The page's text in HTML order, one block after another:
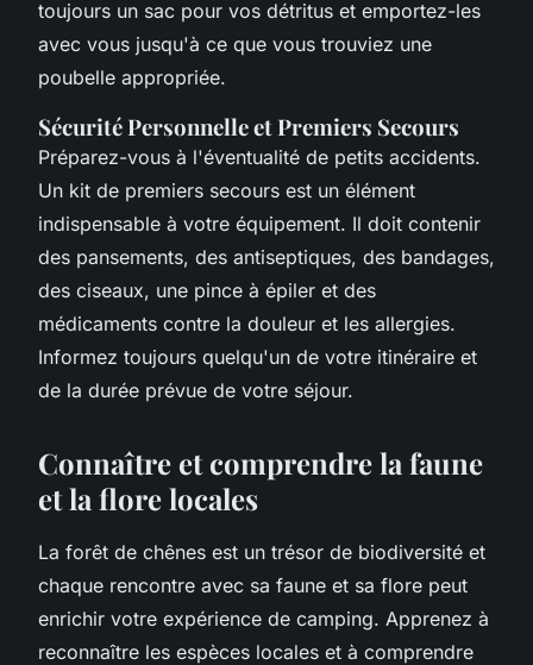
toujours un sac pour vos détritus et emportez-les
avec vous jusqu'à ce que vous trouviez une
poubelle appropriée.
Sécurité Personnelle et Premiers Secours
Préparez-vous à l'éventualité de petits accidents.
Un kit de premiers secours est un élément
indispensable à votre équipement. Il doit contenir
des pansements, des antiseptiques, des bandages,
des ciseaux, une pince à épiler et des
médicaments contre la douleur et les allergies.
Informez toujours quelqu'un de votre itinéraire et
de la durée prévue de votre séjour.
Connaître et comprendre la faune
et la flore locales
La forêt de chênes est un trésor de biodiversité et
chaque rencontre avec sa faune et sa flore peut
enrichir votre expérience de camping. Apprenez à
reconnaître les espèces locales et à comprendre